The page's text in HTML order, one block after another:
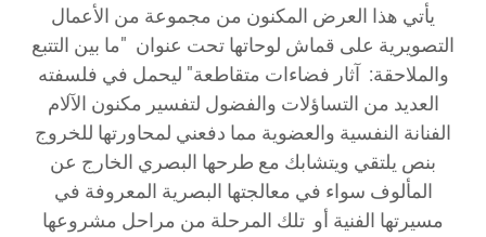
يأتي هذا العرض المكنون من مجموعة من الأعمال
التصويرية على قماش لوحاتها تحت عنوان "ما بين التتبع
والملاحقة: آثار فضاءات متقاطعة" ليحمل في فلسفته
العديد من التساؤلات والفضول لتفسير مكنون الآلام
الفنانة النفسية والعضوية مما دفعني لمحاورتها للخروج
بنص يلتقي ويتشابك مع طرحها البصري الخارج عن
المألوف سواء في معالجتها البصرية المعروفة في
مسيرتها الفنية أو تلك المرحلة من مراحل مشروعها